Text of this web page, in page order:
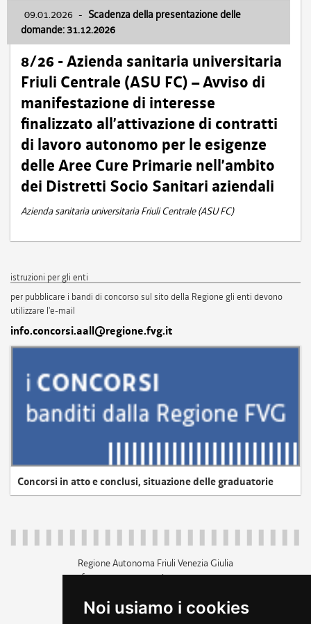
Noi usiamo i cookies
09.01.2026 - Scadenza della presentazione delle
domande: 31.12.2026
8/26 - Azienda sanitaria universitaria
Friuli Centrale (ASU FC) – Avviso di
manifestazione di interesse
finalizzato all’attivazione di contratti
di lavoro autonomo per le esigenze
delle Aree Cure Primarie nell’ambito
dei Distretti Socio Sanitari aziendali
Azienda sanitaria universitaria Friuli Centrale (ASU FC)
istruzioni per gli enti
per pubblicare i bandi di concorso sul sito della Regione gli enti devono
utilizzare l'e-mail
info.concorsi.aall@regione.fvg.it
Concorsi in atto e conclusi, situazione delle graduatorie
Regione Autonoma Friuli Venezia Giulia
c.f. 80014930327; p.iva 00526040324
+39 040 3771111